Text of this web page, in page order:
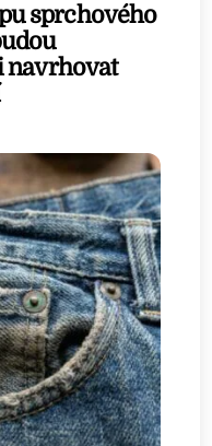
sprchového
navrhovat